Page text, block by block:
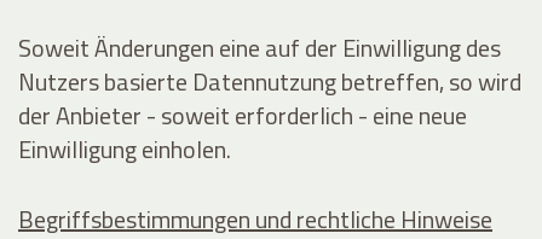
Soweit Änderungen eine auf der Einwilligung des
Nutzers basierte Datennutzung betreffen, so wird
der Anbieter - soweit erforderlich - eine neue
Einwilligung einholen.
Begriffsbestimmungen und rechtliche Hinweise